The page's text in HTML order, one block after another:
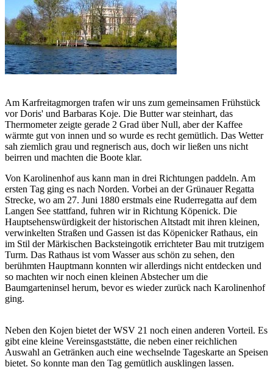
Am Karfreitagmorgen trafen wir uns zum gemeinsamen Frühstück
vor Doris' und Barbaras Koje. Die Butter war steinhart, das
Thermometer zeigte gerade 2 Grad über Null, aber der Kaffee
wärmte gut von innen und so wurde es recht gemütlich. Das Wetter
sah ziemlich grau und regnerisch aus, doch wir ließen uns nicht
beirren und machten die Boote klar.
Von Karolinenhof aus kann man in drei Richtungen paddeln. Am
ersten Tag ging es nach Norden. Vorbei an der Grünauer Regatta
Strecke, wo am 27. Juni 1880 erstmals eine Ruderregatta auf dem
Langen See stattfand, fuhren wir in Richtung Köpenick. Die
Hauptsehenswürdigkeit der historischen Altstadt mit ihren kleinen,
verwinkelten Straßen und Gassen ist das Köpenicker Rathaus, ein
im Stil der Märkischen Backsteingotik errichteter Bau mit trutzigem
Turm. Das Rathaus ist vom Wasser aus schön zu sehen, den
berühmten Hauptmann konnten wir allerdings nicht entdecken und
so machten wir noch einen kleinen Abstecher um die
Baumgarteninsel herum, bevor es wieder zurück nach Karolinenhof
ging.
Neben den Kojen bietet der WSV 21 noch einen anderen Vorteil. Es
gibt eine kleine Vereinsgaststätte, die neben einer reichlichen
Auswahl an Getränken auch eine wechselnde Tageskarte an Speisen
bietet. So konnte man den Tag gemütlich ausklingen lassen.